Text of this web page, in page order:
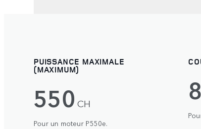
PUISSANCE MAXIMALE
(MAXIMUM)
550 CH
Pour un moteur P550e.